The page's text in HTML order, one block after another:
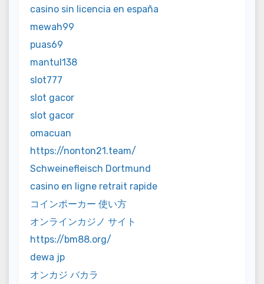
casino sin licencia en españa
mewah99
puas69
mantul138
slot777
slot gacor
slot gacor
omacuan
https://nonton21.team/
Schweinefleisch Dortmund
casino en ligne retrait rapide
コインポーカー 使い方
オンラインカジノ サイト
https://bm88.org/
dewa jp
オンカジ バカラ